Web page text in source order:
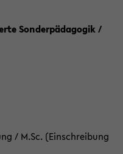
Sonderpädagogik /
/ M.Sc. (Einschreibung